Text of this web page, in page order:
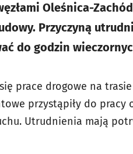
Oleśnica-
Przyczyną
do godzin
prace drogowe na
przystąpiły do pracy
Utrudnienia mają